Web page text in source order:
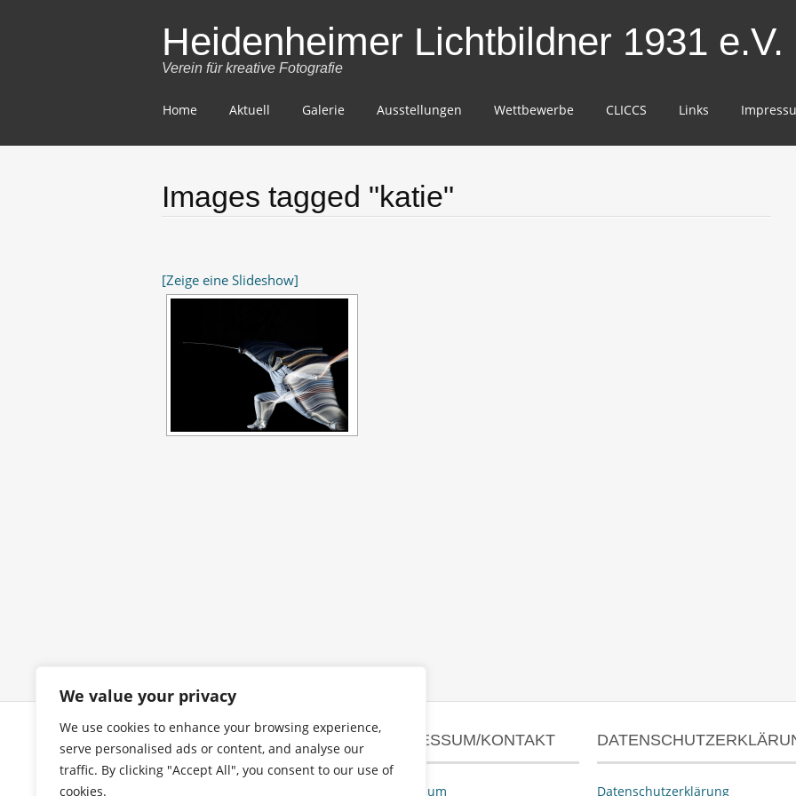
We value your privacy
We use cookies to enhance your browsing experience,
serve personalised ads or content, and analyse our
traffic. By clicking "Accept All", you consent to our use of
cookies.
Heidenheimer Lichtbildner 1931 e.V.
Verein für kreative Fotografie
Skip
content
Home Aktuell Galerie Ausstellungen Wettbewerbe CLICCS Links
Images tagged "katie"
[Zeige eine Slideshow]
COPYRIGHT IMPRESSUM/KONTAKT
Impressum Datenschutzerklärung